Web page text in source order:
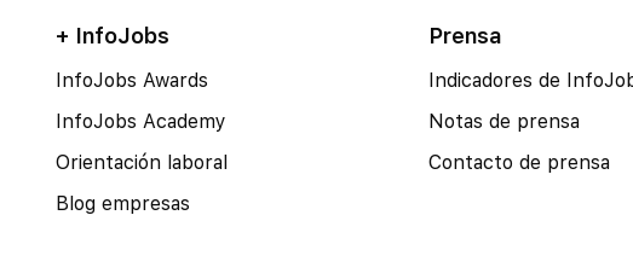
+ InfoJobs
InfoJobs Awards
InfoJobs Academy
Orientación laboral
Blog empresas
Prensa
Indicadores de
Notas de prensa
Contacto de prensa